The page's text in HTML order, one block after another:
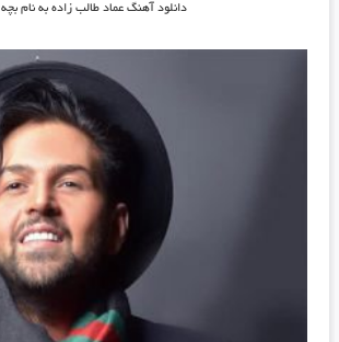
دانلود آهنگ عماد طالب زاده به نام بچه